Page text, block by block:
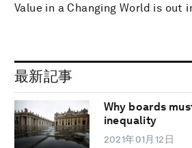
Value in a Changing World is out
最新記事
Why boards
inequality
2021年01月12日